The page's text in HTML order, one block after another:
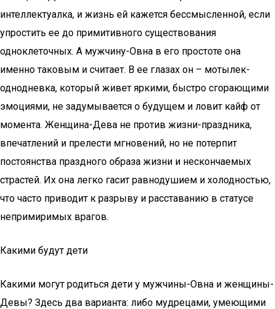
интеллектуалка, и жизнь ей кажется бессмысленной, если
упростить ее до примитивного существования
одноклеточных. А мужчину-Овна в его простоте она
именно таковым и считает. В ее глазах он – мотылек-
однодневка, который живет яркими, быстро сгорающими
эмоциями, не задумывается о будущем и ловит кайф от
момента. Женщина-Дева не против жизни-праздника,
впечатлений и прелести мгновений, но не потерпит
постоянства праздного образа жизни и нескончаемых
страстей. Их она легко гасит равнодушием и холодностью,
что часто приводит к разрыву и расставанию в статусе
непримиримых врагов.
Какими будут дети
Какими могут родиться дети у мужчины-Овна и женщины-
Девы? Здесь два варианта: либо мудрецами, умеющими